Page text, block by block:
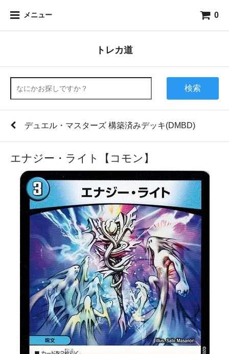
メニュー 0
トレカ道
検索
デュエル・マスターズ 構築済みデッキ(DMBD)
エナジー・ライト【コモン】